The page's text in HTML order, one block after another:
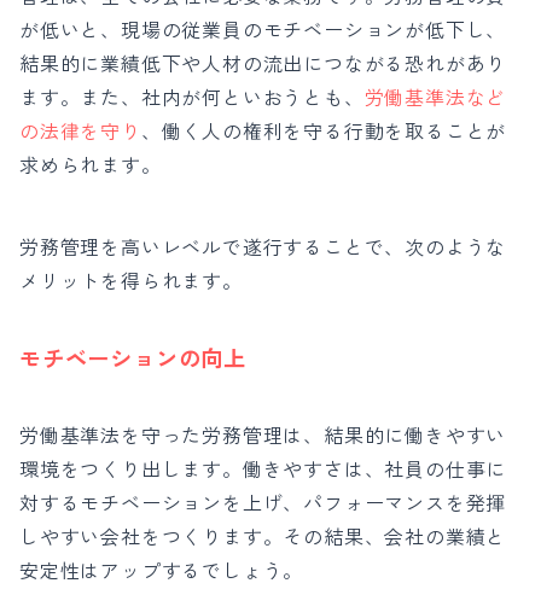
が低いと、現場の従業員のモチベーションが低下し、
結果的に業績低下や人材の流出につながる恐れがあり
ます。また、社内が何といおうとも、 労働基準法など
の法律を守り 、働く人の権利を守る行動を取ることが
求められます。
労務管理を高いレベルで遂行することで、次のような
メリットを得られます。
モチベーションの向上
労働基準法を守った労務管理は、結果的に働きやすい
環境をつくり出します。働きやすさは、社員の仕事に
対するモチベーションを上げ、パフォーマンスを発揮
しやすい会社をつくります。その結果、会社の業績と
安定性はアップするでしょう。